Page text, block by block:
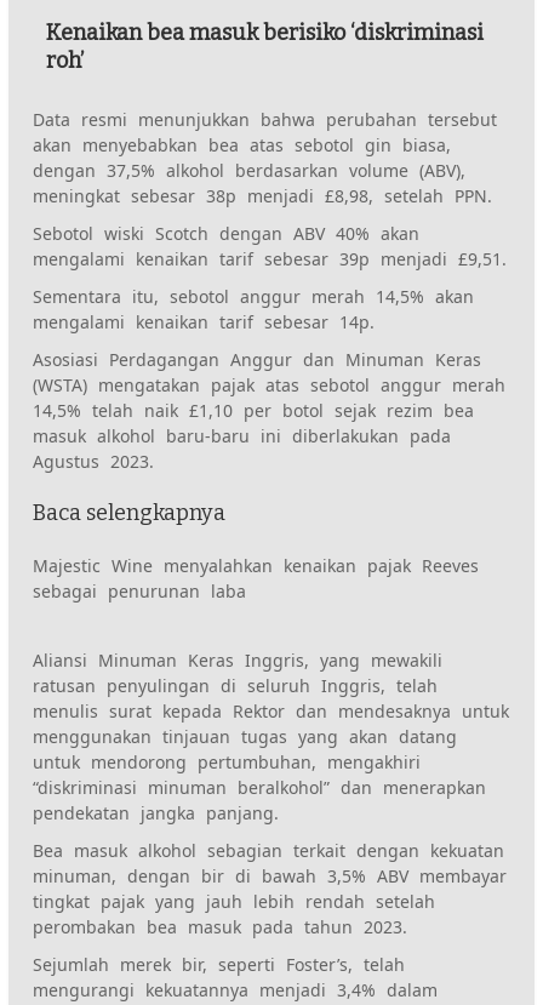
Kenaikan bea masuk berisiko ‘diskriminasi
roh’
Data resmi menunjukkan bahwa perubahan tersebut
akan menyebabkan bea atas sebotol gin biasa,
dengan 37,5% alkohol berdasarkan volume (ABV),
meningkat sebesar 38p menjadi £8,98, setelah PPN.
Sebotol wiski Scotch dengan ABV 40% akan
mengalami kenaikan tarif sebesar 39p menjadi £9,51.
Sementara itu, sebotol anggur merah 14,5% akan
mengalami kenaikan tarif sebesar 14p.
Asosiasi Perdagangan Anggur dan Minuman Keras
(WSTA) mengatakan pajak atas sebotol anggur merah
14,5% telah naik £1,10 per botol sejak rezim bea
masuk alkohol baru-baru ini diberlakukan pada
Agustus 2023.
Baca selengkapnya
Majestic Wine menyalahkan kenaikan pajak Reeves
sebagai penurunan laba
Aliansi Minuman Keras Inggris, yang mewakili
ratusan penyulingan di seluruh Inggris, telah
menulis surat kepada Rektor dan mendesaknya untuk
menggunakan tinjauan tugas yang akan datang
untuk mendorong pertumbuhan, mengakhiri
“diskriminasi minuman beralkohol” dan menerapkan
pendekatan jangka panjang.
Bea masuk alkohol sebagian terkait dengan kekuatan
minuman, dengan bir di bawah 3,5% ABV membayar
tingkat pajak yang jauh lebih rendah setelah
perombakan bea masuk pada tahun 2023.
Sejumlah merek bir, seperti Foster’s, telah
mengurangi kekuatannya menjadi 3,4% dalam